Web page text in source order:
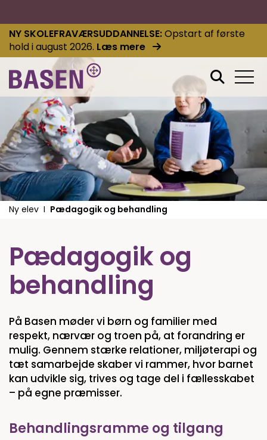
NY SKOLEFRAVÆRSUDDANNELSE Opstart af første
hold i august 2026. Læs mere
Ny elev Pædagogik og behandling
Pædagogik og
behandling
På Basen møder vi børn og familier med
respekt, nærvær og troen på, at forandring er
mulig. Gennem stærke relationer, miljøterapi og
tæt samarbejde skaber vi rammer, hvor barnet
kan udvikle sig, trives og tage del i fællesskabet
– på egne præmisser.
Behandlingsramme og tilgang